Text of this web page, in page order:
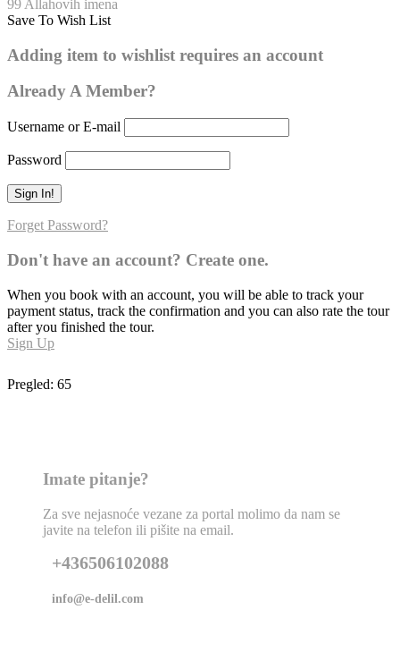
El-Basit
0
99 Allahovih imena
Save To Wish List
Adding item to wishlist requires an account
Already A Member?
Username or E-mail
Password
Forget Password?
Don't have an account? Create one.
When you book with an account, you will be able to track your
payment status, track the confirmation and you can also rate the tour
after you finished the tour.
Sign Up
Pregled: 65
Imate pitanje?
Za sve nejasnoće vezane za portal molimo da nam se
javite na telefon ili pišite na email.
+436506102088
info@e-delil.com